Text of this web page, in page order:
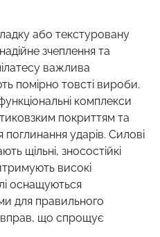
або текстуровану
зчеплення та
важлива
помірно товсті вироби.
комплекси
покриттям та
ударів. Силові
щільні, зносостійкі
високі
оснащуються
для правильного
вправ, що спрощує